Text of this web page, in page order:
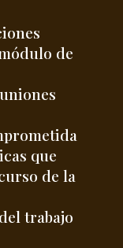
de
que
de la
trabajo